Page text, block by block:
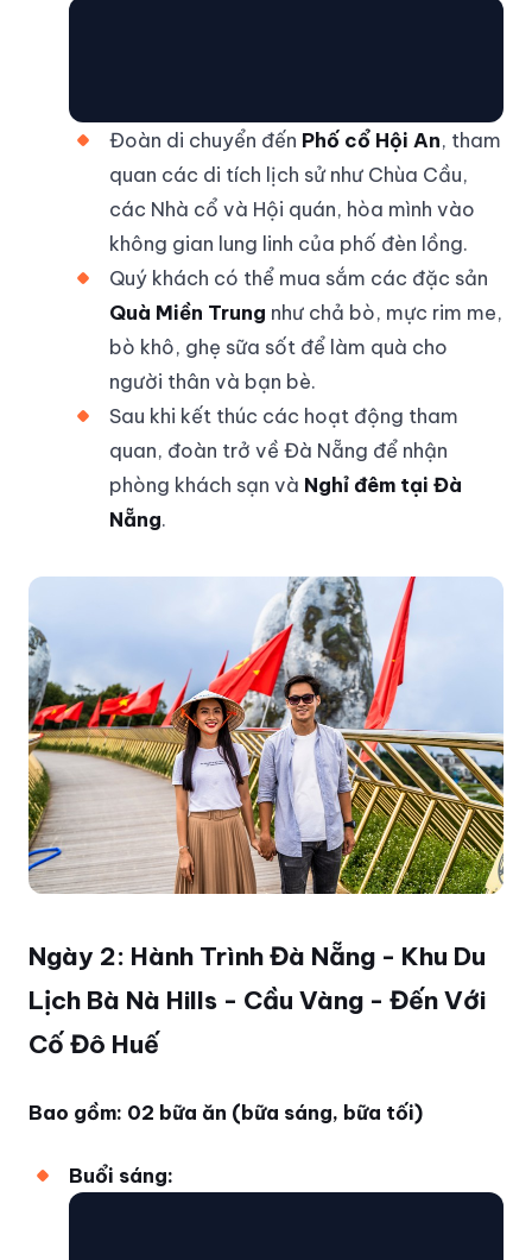
Đoàn di chuyển đến Phố cổ Hội An, tham
quan các di tích lịch sử như Chùa Cầu,
các Nhà cổ và Hội quán, hòa mình vào
không gian lung linh của phố đèn lồng.
Quý khách có thể mua sắm các đặc sản
Quà Miền Trung như chả bò, mực rim me,
bò khô, ghẹ sữa sốt để làm quà cho
người thân và bạn bè.
Sau khi kết thúc các hoạt động tham
quan, đoàn trở về Đà Nẵng để nhận
phòng khách sạn và Nghỉ đêm tại Đà
Nẵng.
Ngày 2: Hành Trình Đà Nẵng - Khu Du
Lịch Bà Nà Hills - Cầu Vàng - Đến Với
Cố Đô Huế
Bao gồm: 02 bữa ăn (bữa sáng, bữa tối)
Buổi sáng: